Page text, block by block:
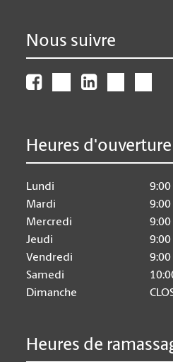
Nous suivre
Heures d'ouverture
Lundi
9:00
Mardi
9:00
Mercredi
9:00
Jeudi
9:00
Vendredi
9:00
Samedi
Dimanche
Heures de